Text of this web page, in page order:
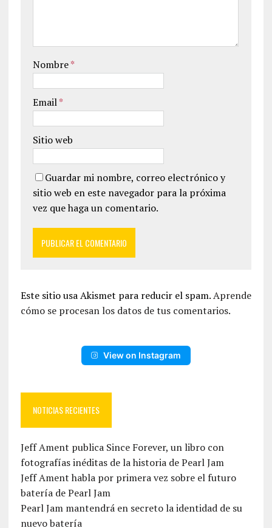
Nombre*
Email*
Sitio web
Guardar mi nombre, correo electrónico y
sitio web en este navegador para la próxima
vez que haga un comentario.
Este sitio usa Akismet para reducir el spam.Aprende
cómo se procesan los datos de tus comentarios.
View on Instagram
NOTICIAS RECIENTES
Jeff Ament publica Since Forever, un libro con
fotografías inéditas de la historia de Pearl Jam
Jeff Ament habla por primera vez sobre el futuro
batería de Pearl Jam
Pearl Jam mantendrá en secreto la identidad de su
nuevo batería